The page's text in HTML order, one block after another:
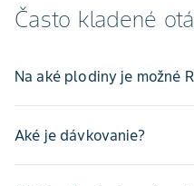
Často kladené
Na aké plodiny je možné
Aké je dávkovanie?